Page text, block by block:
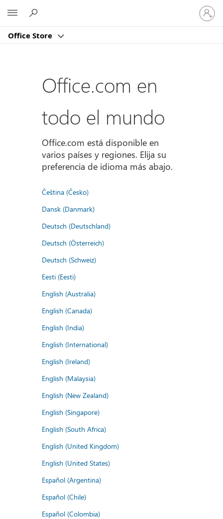
Office Store
Iniciar
sesión
en
cuenta
Office.com en
todo el mundo
Office.com está disponible en
varios países y regiones. Elija su
preferencia de idioma más abajo.
Čeština (Česko)
Dansk (Danmark)
Deutsch (Deutschland)
Deutsch (Österreich)
Deutsch (Schweiz)
Eesti (Eesti)
English (Australia)
English (Canada)
English (India)
English (International)
English (Ireland)
English (Malaysia)
English (New Zealand)
English (Singapore)
English (South Africa)
English (United Kingdom)
English (United States)
Español (Argentina)
Español (Chile)
Español (Colombia)